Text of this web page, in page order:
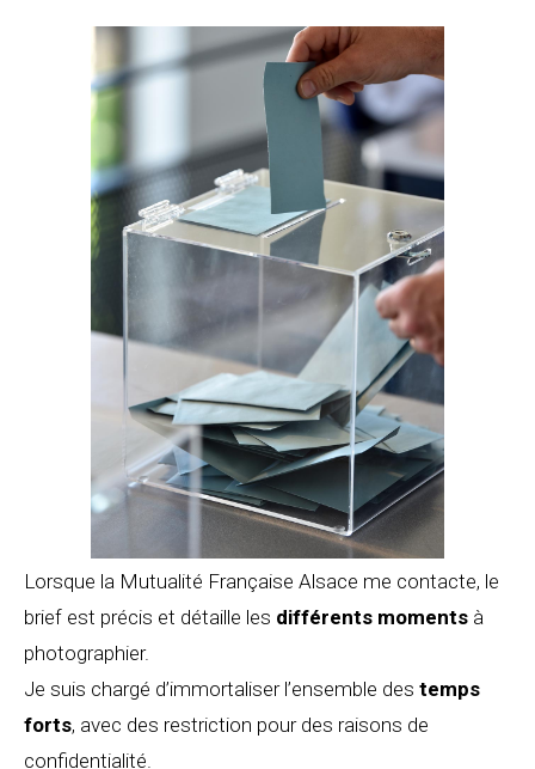
Lorsque la Mutualité Française Alsace me contacte, le
brief est précis et détaille les différents moments à
photographier.
Je suis chargé d’immortaliser l’ensemble des temps
forts, avec des restriction pour des raisons de
confidentialité.